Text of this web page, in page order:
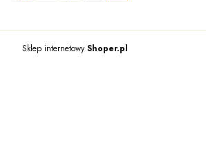
Sklep internetowyShoper.pl